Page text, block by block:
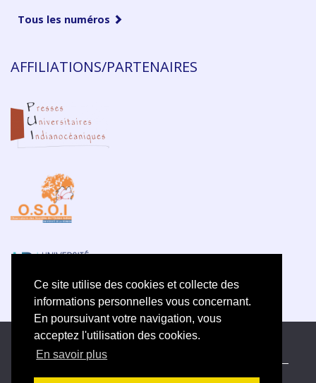
Ce site utilise des cookies et collecte des
informations personnelles vous concernant.
En poursuivant votre navigation, vous
acceptez l'utilisation des cookies.
En savoir plus
Tous les numéros
AFFILIATIONS/PARTENAIRES
ISSN électronique 2609-5742
Plan du site—Politique de confidentialité
—
Déclaration d’éthique